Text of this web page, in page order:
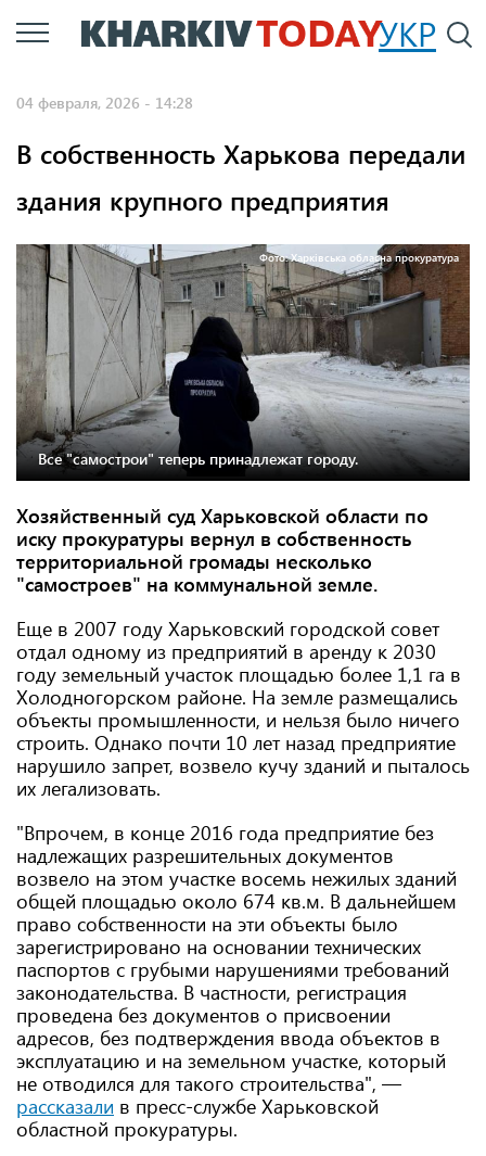
Перейти
к
УКР
04 февраля, 2026 - 14:28
В собственность Харькова передали
здания крупного предприятия
Фото: Харківська обласна прокуратура
Все "самострои" теперь принадлежат городу.
Хозяйственный суд Харьковской области по
иску прокуратуры вернул в собственность
территориальной громады несколько
"самостроев" на коммунальной земле.
Еще в 2007 году Харьковский городской совет
отдал одному из предприятий в аренду к 2030
году земельный участок площадью более 1,1 га в
Холодногорском районе. На земле размещались
объекты промышленности, и нельзя было ничего
строить. Однако почти 10 лет назад предприятие
нарушило запрет, возвело кучу зданий и пыталось
их легализовать.
"Впрочем, в конце 2016 года предприятие без
надлежащих разрешительных документов
возвело на этом участке восемь нежилых зданий
общей площадью около 674 кв.м. В дальнейшем
право собственности на эти объекты было
зарегистрировано на основании технических
паспортов с грубыми нарушениями требований
законодательства. В частности, регистрация
проведена без документов о присвоении
адресов, без подтверждения ввода объектов в
эксплуатацию и на земельном участке, который
не отводился для такого строительства", —
рассказали в пресс-службе Харьковской
областной прокуратуры.